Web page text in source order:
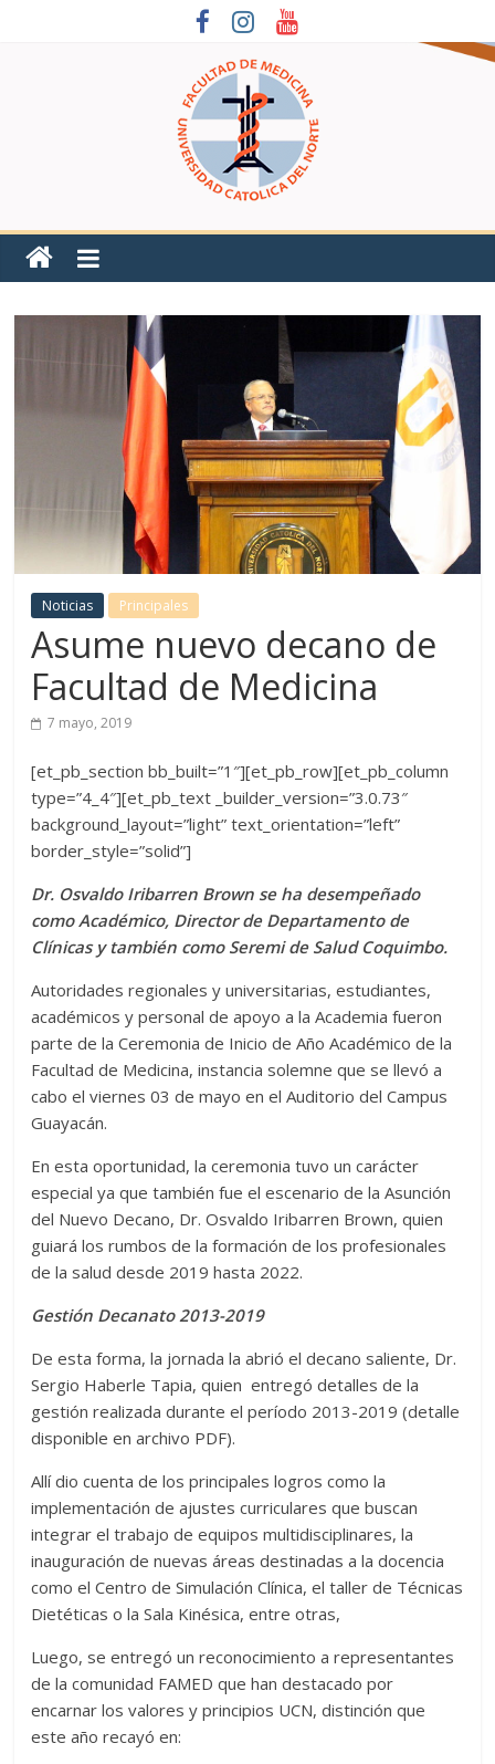
Noticias Principales
Asume nuevo decano de
Facultad de Medicina
7 mayo, 2019
[et_pb_section bb_built=”1″][et_pb_row][et_pb_column
type=”4_4″][et_pb_text _builder_version=”3.0.73″
background_layout=”light” text_orientation=”left”
border_style=”solid”]
Dr. Osvaldo Iribarren Brown se ha desempeñado
como Académico, Director de Departamento de
Clínicas y también como Seremi de Salud Coquimbo.
Autoridades regionales y universitarias, estudiantes,
académicos y personal de apoyo a la Academia fueron
parte de la Ceremonia de Inicio de Año Académico de la
Facultad de Medicina, instancia solemne que se llevó a
cabo el viernes 03 de mayo en el Auditorio del Campus
Guayacán.
En esta oportunidad, la ceremonia tuvo un carácter
especial ya que también fue el escenario de la Asunción
del Nuevo Decano, Dr. Osvaldo Iribarren Brown, quien
guiará los rumbos de la formación de los profesionales
de la salud desde 2019 hasta 2022.
Gestión Decanato 2013-2019
De esta forma, la jornada la abrió el decano saliente, Dr.
Sergio Haberle Tapia, quien entregó detalles de la
gestión realizada durante el período 2013-2019 (detalle
disponible en archivo PDF).
Allí dio cuenta de los principales logros como la
implementación de ajustes curriculares que buscan
integrar el trabajo de equipos multidisciplinares, la
inauguración de nuevas áreas destinadas a la docencia
como el Centro de Simulación Clínica, el taller de Técnicas
Dietéticas o la Sala Kinésica, entre otras,
Luego, se entregó un reconocimiento a representantes
de la comunidad FAMED que han destacado por
encarnar los valores y principios UCN, distinción que
este año recayó en: